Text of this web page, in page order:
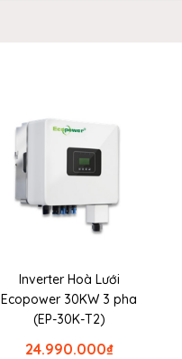
Inverter Hoà Lưới
Ecopower 30KW 3 pha
(EP-30K-T2)
₫
24.990.000